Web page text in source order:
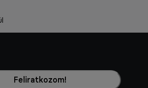
Feliratkozom!